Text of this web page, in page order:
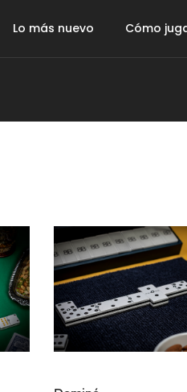
Lo más nuevo Cómo